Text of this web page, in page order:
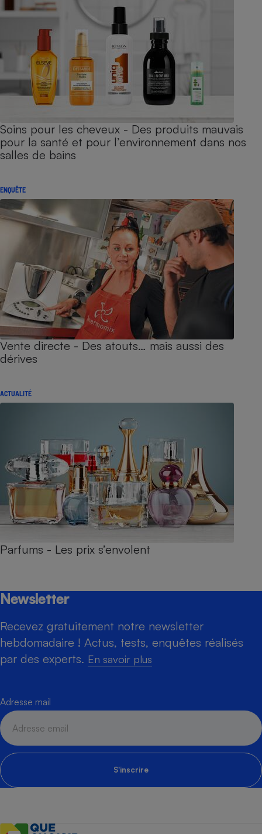
Soins pour les cheveux - Des produits mauvais
pour la santé et pour l’environnement dans nos
salles de bains
ENQUÊTE
Vente directe - Des atouts… mais aussi des
dérives
ACTUALITÉ
Parfums - Les prix s’envolent
Newsletter
Recevez gratuitement notre newsletter
hebdomadaire ! Actus, tests, enquêtes réalisés
par des experts. En savoir plus
Adresse mail
S'inscrire